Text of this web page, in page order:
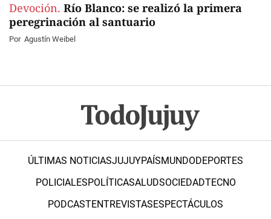
Devoción. Río Blanco: se realizó la primera
peregrinación al santuario
Por Agustín Weibel
ÚLTIMAS NOTICIASJUJUYPAÍSMUNDODEPORTES
POLICIALESPOLÍTICASALUDSOCIEDADTECNO
PODCASTENTREVISTASESPECTÁCULOS